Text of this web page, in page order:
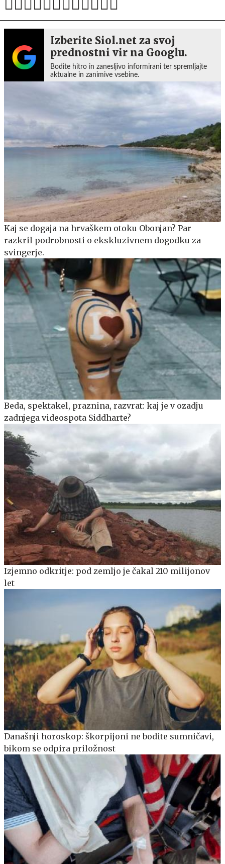
Izberite Siol.net za svoj
prednostni vir na Googlu.
Bodite hitro in zanesljivo informirani ter spremljajte
aktualne in zanimive vsebine.
Kaj se dogaja na hrvaškem otoku Obonjan? Par
razkril podrobnosti o ekskluzivnem dogodku za
svingerje.
Beda, spektakel, praznina, razvrat: kaj je v ozadju
zadnjega videospota Siddharte?
Izjemno odkritje: pod zemljo je čakal 210 milijonov
let
Današnji horoskop: škorpijoni ne bodite sumničavi,
bikom se odpira priložnost